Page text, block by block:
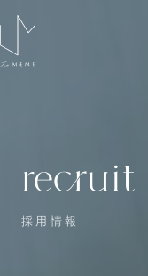
recruit
採用情報